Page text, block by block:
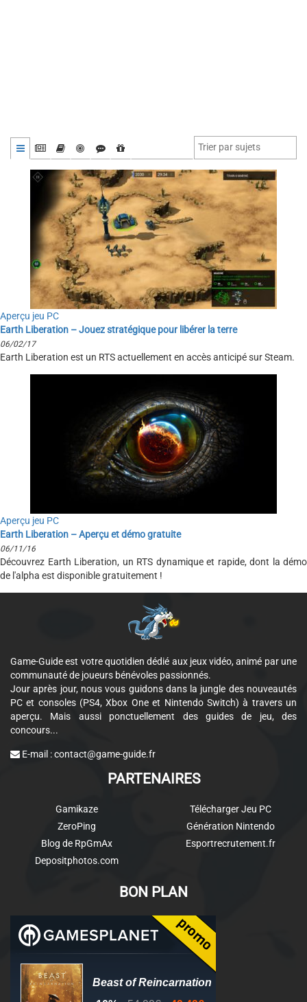
Aperçu jeu PC
Earth Liberation – Jouez stratégique pour libérer la terre
06/02/17
Earth Liberation est un RTS actuellement en accès anticipé sur Steam.
Aperçu jeu PC
Earth Liberation – Aperçu et démo gratuite
06/11/16
Découvrez Earth Liberation, un RTS dynamique et rapide, dont la démo
de l'alpha est disponible gratuitement !
Game-Guide est votre quotidien dédié aux jeux vidéo, animé par une
communauté de joueurs bénévoles passionnés.
Jour après jour, nous vous guidons dans la jungle des nouveautés
PC et consoles (PS4, Xbox One et Nintendo Switch) à travers un
aperçu. Mais aussi ponctuellement des guides de jeu, des
concours...
E-mail :contact@game-guide.fr
PARTENAIRES
Gamikaze
ZeroPing
Blog de RpGmAx
Depositphotos.com
Télécharger Jeu PC
Génération Nintendo
Esportrecrutement.fr
BON PLAN